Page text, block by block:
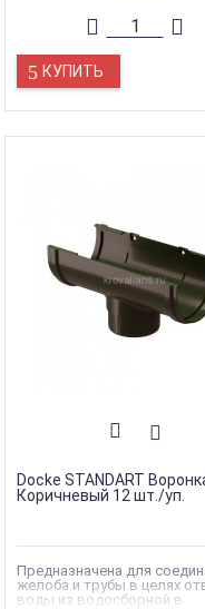
КУПИТЬ
Docke STANDART
Коричневый 12 шт./уп.
Предназначена для
желоба и трубы в целях
воды из водосборной в